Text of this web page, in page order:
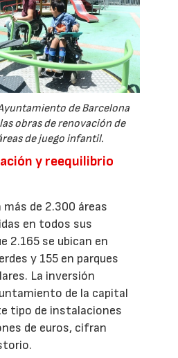
de Barcelona
obras de renovación de
de juego infantil.
y reequilibrio
de 2.300 áreas
en todos sus
2.165 se ubican en
y 155 en parques
La inversión
de la capital
tipo de instalaciones
de euros, cifran